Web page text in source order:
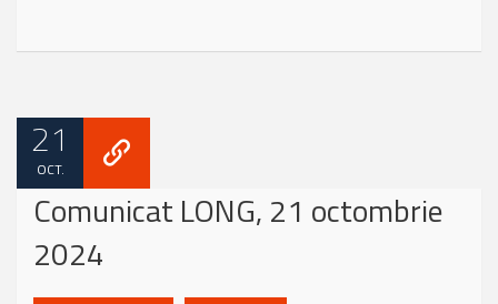
21
OCT.
Comunicat LONG, 21 octombrie
2024